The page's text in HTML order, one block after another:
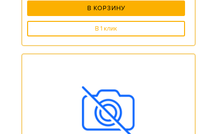
В КОРЗИНУ
В 1 клик